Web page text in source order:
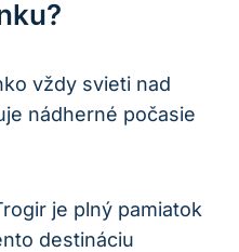
vždy svieti nad
nádherné počasie
je plný pamiatok
destináciu